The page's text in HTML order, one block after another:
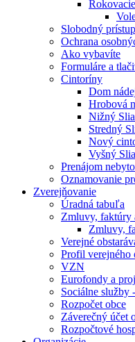
Slobodný
Ochrana
Ako vybavíte
Formuláre a
Cintoríny
Dom
Hrobová
Nižný
Stredný
Nový
Vyšný
Prenájom
Oznamovanie
Zverejňovanie
Úradná tabuľa
Zmluvy, faktúry
Zmluvy,
Verejné
Profil verejného
VZN
Eurofondy a
Sociálne služby
Rozpočet obce
Záverečný účet
Rozpočtové